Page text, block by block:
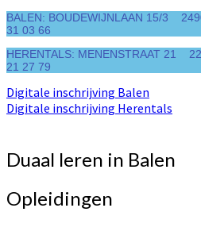
BALEN: BOUDEWIJNLAAN
31 03 66
HERENTALS: MENENSTRAAT
21 27 79
Digitale inschrijving Balen
Digitale inschrijving Herentals
Duaal leren in Balen
Opleidingen